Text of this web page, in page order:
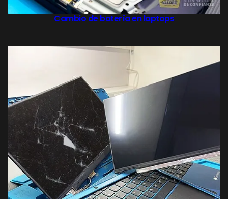
Cambio de batería en laptops